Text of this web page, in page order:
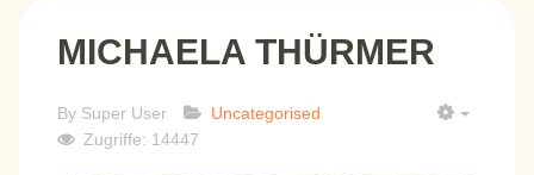
MICHAELA THÜRMER
By Super User
Uncategorised
Zugriffe: 14447